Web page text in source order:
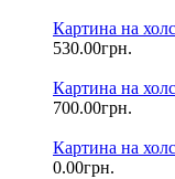
Картина на
530.00грн.
Картина на
700.00грн.
Картина на
0.00грн.